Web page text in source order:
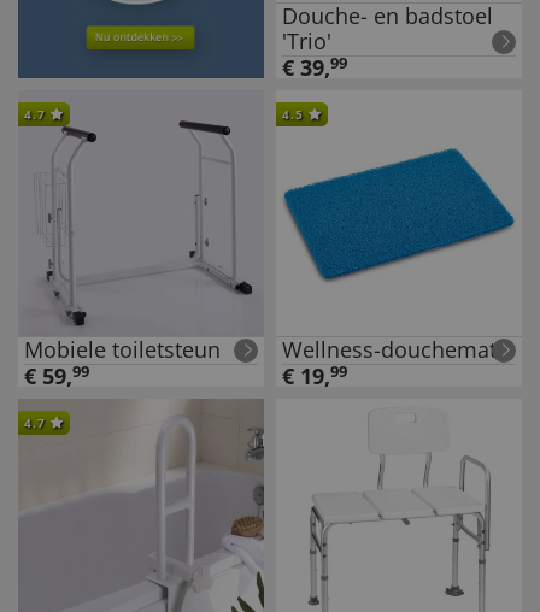
Douche- en badstoel
'Trio'
€ 39,99
4.7
Mobiele toiletsteun
€ 59,99
4.5
Wellness-douchemat
€ 19,99
4.7